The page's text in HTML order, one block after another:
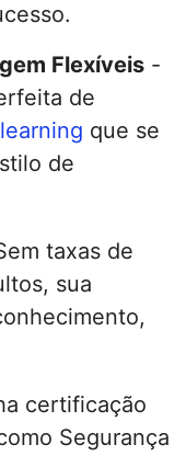
Flexíveis -
de
que se
de
taxas de
sua
certificação
Segurança